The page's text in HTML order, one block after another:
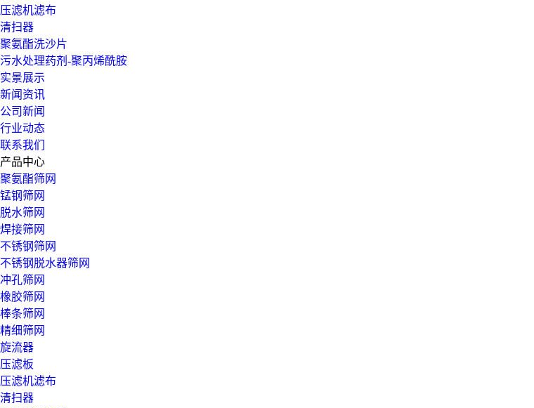
压滤机滤布
清扫器
聚氨酯洗沙片
污水处理药剂-聚丙烯酰胺
实景展示
新闻资讯
公司新闻
行业动态
联系我们
产品中心
聚氨酯筛网
锰钢筛网
脱水筛网
焊接筛网
不锈钢筛网
不锈钢脱水器筛网
冲孔筛网
橡胶筛网
棒条筛网
精细筛网
旋流器
压滤板
压滤机滤布
清扫器